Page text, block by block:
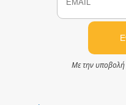
Με την υποβολή